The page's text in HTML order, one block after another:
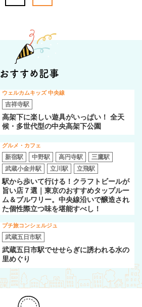
おすすめ記事
ウェルカムキッズ 中央線
吉祥寺駅
高架下に楽しい遊具がいっぱい！ 全天
候・多世代型の中央高架下公園
グルメ・カフェ
新宿駅 中野駅 高円寺駅
三鷹駅
武蔵小金井駅
立川駅 立飛駅
駅から歩いて行ける！クラフトビールが
旨い店７選｜東京のおすすめタップルー
ム＆ブルワリー。中央線沿いで醸造され
た個性際立つ味を堪能すべし！
プチ旅コンシェルジュ
武蔵五日市駅
武蔵五日市駅でせせらぎに誘われる水の
里めぐり